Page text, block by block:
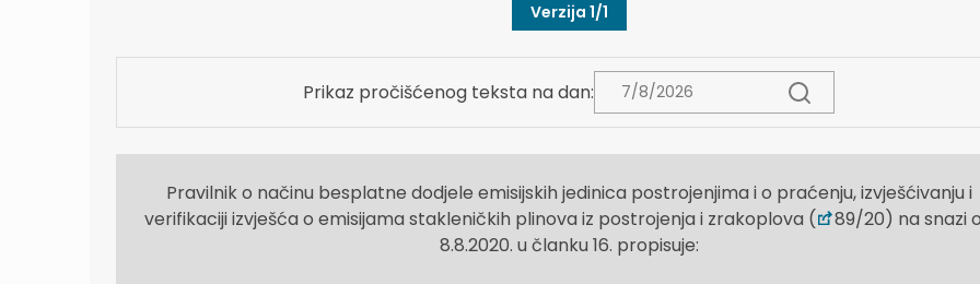
Verzija 1/1
Prikaz pročišćenog teksta na dan:
Pravilnik o načinu besplatne dodjele emisijskih jedinica postrojenjima i o praćenju, izvješćivanju i
verifikaciji izvješća o emisijama stakleničkih plinova iz postrojenja i zrakoplova (
89/20) na snazi
8.8.2020. u članku 16. propisuje: